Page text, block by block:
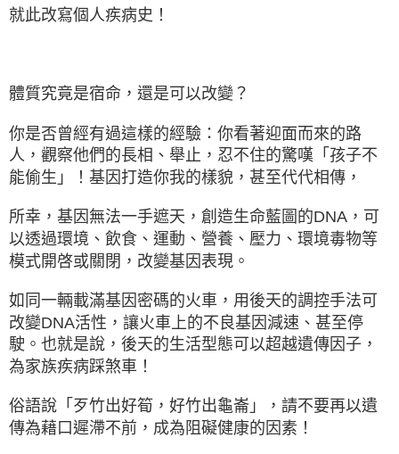
就此改寫個人疾病史！
體質究竟是宿命，還是可以改變？
你是否曾經有過這樣的經驗：你看著迎面而來的路
人，觀察他們的長相、舉止，忍不住的驚嘆「孩子不
能偷生」！基因打造你我的樣貌，甚至代代相傳，
所幸，基因無法一手遮天，創造生命藍圖的DNA，可
以透過環境、飲食、運動、營養、壓力、環境毒物等
模式開啓或關閉，改變基因表現。
如同一輛載滿基因密碼的火車，用後天的調控手法可
改變DNA活性，讓火車上的不良基因減速、甚至停
駛。也就是說，後天的生活型態可以超越遺傳因子，
為家族疾病踩煞車！
俗語說「歹竹出好筍，好竹出龜崙」，請不要再以遺
傳為藉口遲滯不前，成為阻礙健康的因素！